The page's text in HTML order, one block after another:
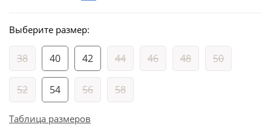
Выберите размер:
38 40 42 44 46 48 50
52 54 56 58
Таблица размеров